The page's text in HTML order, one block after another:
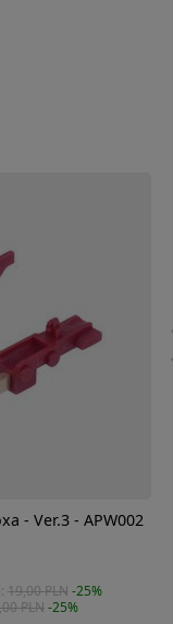
- Ver.3 - APW002
19,00 PLN -25%
PLN-25%